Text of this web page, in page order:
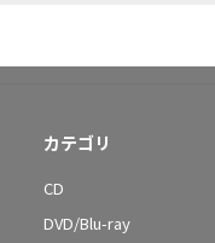
カテゴリ
CD
DVD/Blu-ray